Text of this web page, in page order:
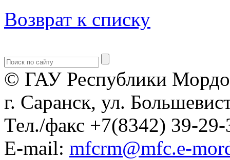
Возврат к списку
© ГАУ Республики
г. Саранск, ул.
Тел./факс +7(8342) 39-29-
E-mail: mfcrm@mfc.e-